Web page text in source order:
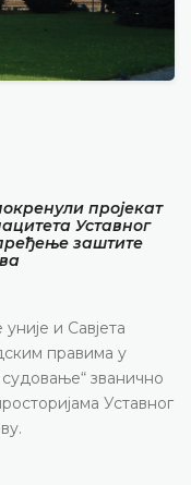
пројекат
Уставног
заштите
и Савјета
правима у
званично
Уставног